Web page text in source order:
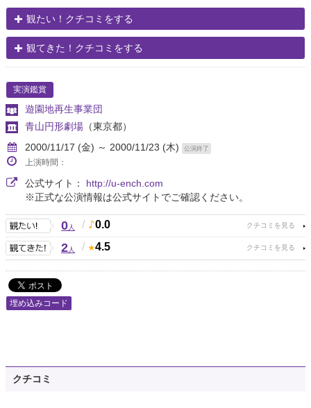
観たい！クチコミをする
観てきた！クチコミをする
実演鑑賞
遊園地再生事業団
青山円形劇場 （東京都）
2000/11/17 (金) ～ 2000/11/23 (木)
公演終了
上演時間：
公式サイト： http://u-ench.com
※正式な公演情報は公式サイトでご確認ください。
0人 / 0.0
2人 / 4.5
埋め込みコード
クチコミ